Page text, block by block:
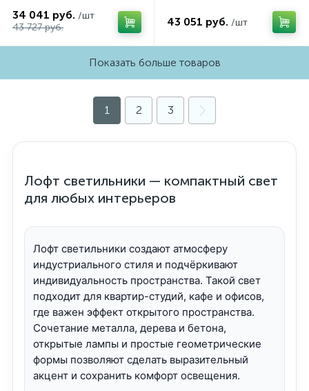
34 041 руб. /шт
43 727 руб.
43 051 руб. /шт
Показать больше товаров
1 2 3
Лофт светильники — компактный свет
для любых интерьеров
Лофт светильники создают атмосферу
индустриального стиля и подчёркивают
индивидуальность пространства. Такой свет
подходит для квартир-студий, кафе и офисов,
где важен эффект открытого пространства.
Сочетание металла, дерева и бетона,
открытые лампы и простые геометрические
формы позволяют сделать выразительный
акцент и сохранить комфорт освещения.